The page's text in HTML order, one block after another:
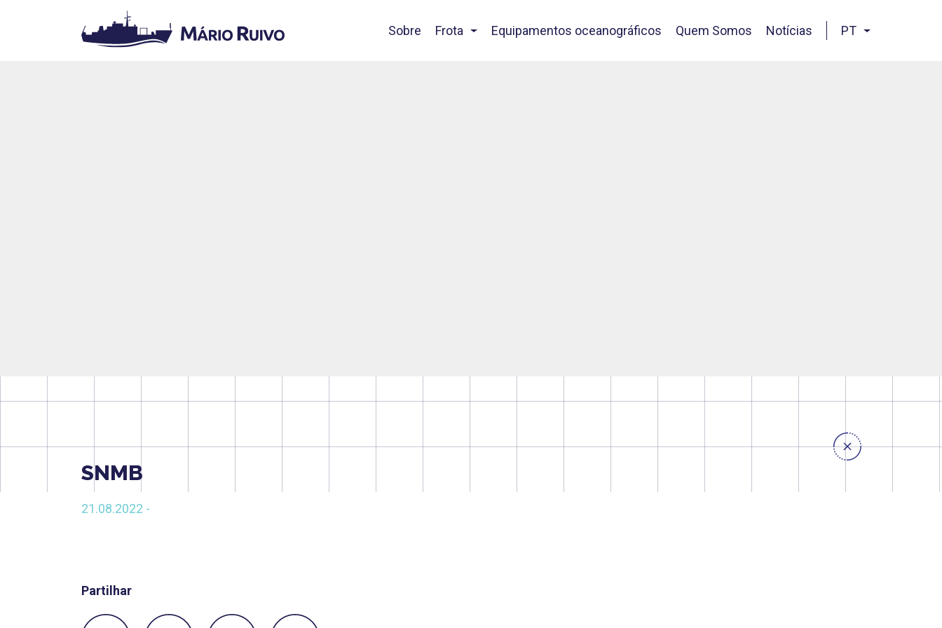
Sobre Frota Equipamentos oceanográficos Quem Somos Notícias PT
SNMB
21.08.2022 -
Partilhar